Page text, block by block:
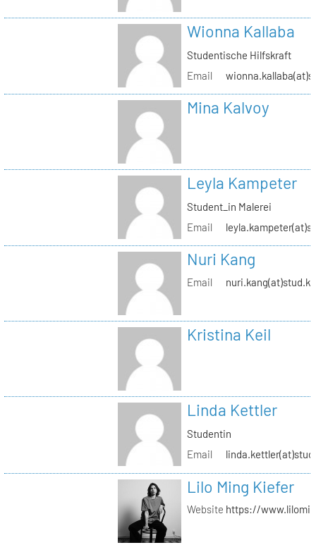
Wionna Kallaba
Studentische Hilfskraft
Email
Mina Kalvoy
Leyla Kampeter
Student_in Malerei
Email
Nuri Kang
Email
Kristina Keil
Linda Kettler
Studentin
Email
Lilo Ming Kiefer
Website https://